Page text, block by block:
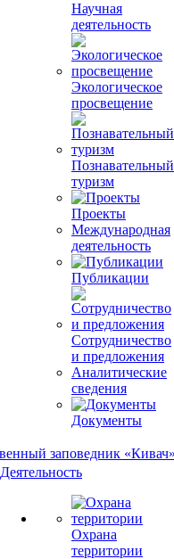
Научная
деятельность
Экологическое
просвещение
Познавательный
туризм
Проекты
Международная
деятельность
Публикации
Сотрудничество
и предложения
Аналитические
сведения
Документы
Деятельность
Охрана
территории